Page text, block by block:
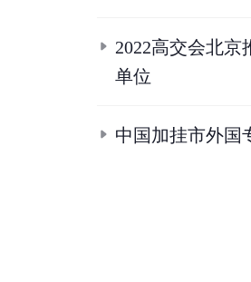
2022高交会北
单位
中国加挂市外国